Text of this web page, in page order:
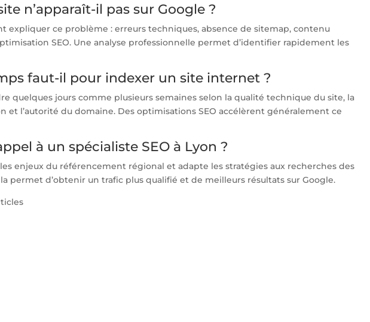
n’apparaît-il pas sur Google ?
expliquer ce problème : erreurs techniques, absence de sitemap, contenu
SEO. Une analyse professionnelle permet d’identifier rapidement les
faut-il pour indexer un site internet ?
quelques jours comme plusieurs semaines selon la qualité technique du site, la
et l’autorité du domaine. Des optimisations SEO accélèrent généralement ce
à un spécialiste SEO à Lyon ?
enjeux du référencement régional et adapte les stratégies aux recherches des
permet d’obtenir un trafic plus qualifié et de meilleurs résultats sur Google.